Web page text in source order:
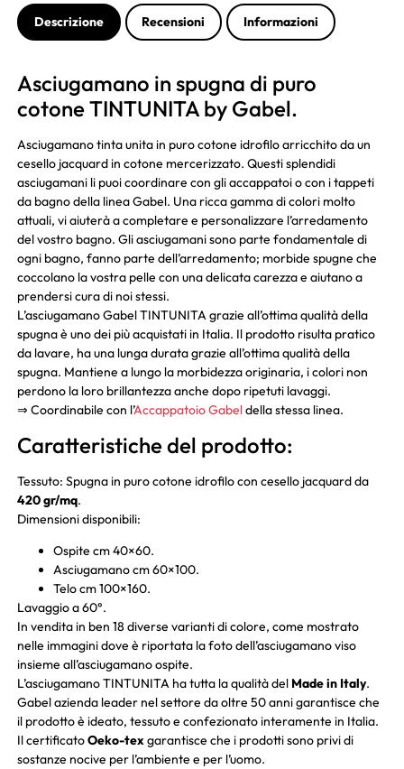
Descrizione Recensioni Informazioni
Asciugamano in spugna di puro
cotone TINTUNITA by Gabel.
Asciugamano tinta unita in puro cotone idrofilo arricchito da un
cesello jacquard in cotone mercerizzato. Questi splendidi
asciugamani li puoi coordinare con gli accappatoi o con i tappeti
da bagno della linea Gabel. Una ricca gamma di colori molto
attuali, vi aiuterà a completare e personalizzare l’arredamento
del vostro bagno. Gli asciugamani sono parte fondamentale di
ogni bagno, fanno parte dell’arredamento; morbide spugne che
coccolano la vostra pelle con una delicata carezza e aiutano a
prendersi cura di noi stessi.
L’asciugamano Gabel TINTUNITA grazie all’ottima qualità della
spugna è uno dei più acquistati in Italia. Il prodotto risulta pratico
da lavare, ha una lunga durata grazie all’ottima qualità della
spugna. Mantiene a lungo la morbidezza originaria, i colori non
perdono la loro brillantezza anche dopo ripetuti lavaggi.
⇒ Coordinabile con l’Accappatoio Gabeldella stessa linea.
Caratteristiche del prodotto:
Tessuto: Spugna in puro cotone idrofilo con cesello jacquard da
420 gr/mq.
Dimensioni disponibili:
Ospite cm 40×60.
Asciugamano cm 60×100.
Telo cm 100×160.
Lavaggio a 60°.
In vendita in ben 18 diverse varianti di colore, come mostrato
nelle immagini dove è riportata la foto dell’asciugamano viso
insieme all’asciugamano ospite.
L’asciugamano TINTUNITA ha tutta la qualità del Made in Italy.
Gabel azienda leader nel settore da oltre 50 anni garantisce che
il prodotto è ideato, tessuto e confezionato interamente in Italia.
Il certificatoOeko-texgarantisce che i prodotti sono privi di
sostanze nocive per l’ambiente e per l’uomo.